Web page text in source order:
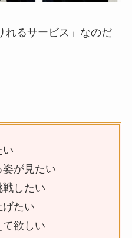
れるサービス」なのだ
い
姿が見たい
戦したい
げたい
て欲しい